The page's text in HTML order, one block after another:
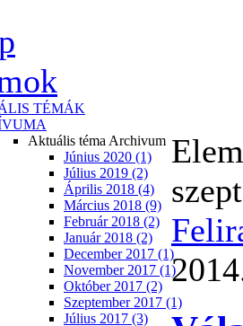
TÉMÁK
Aktuális téma Archivum
Június 2020 (1)
Július 2019 (2)
Április 2018 (4)
Március 2018 (9)
Február 2018 (2)
Január 2018 (2)
December 2017 (1)
November 2017 (1)
Október 2017 (2)
Szeptember 2017 (1)
Július 2017 (3)